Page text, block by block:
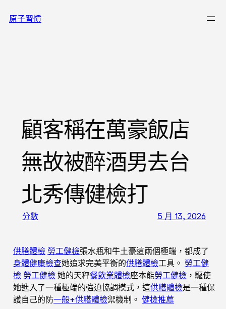
至原子習慣
顧客稱在萬豪飯店
無故被醉酒男去台
北秀傳健檢打
分數 5 月 13, 2026
供膳體檢 勞工健檢張水瓶和牛土豪這兩個極端，都成了
身體健康檢查她追求完美平衡的供膳體檢工具。 勞工健
檢 勞工健檢 她的天秤餐飲業體檢座本能勞工健檢 ，驅使
她進入了一種極端的強迫協調模式，這供膳體檢是一種保
護自己的防一般+供膳體檢禦機制。 健檢推薦